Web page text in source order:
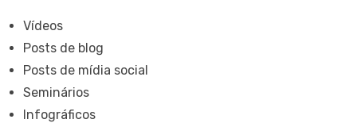
Vídeos
Posts de blog
Posts de mídia social
Seminários
Infográficos